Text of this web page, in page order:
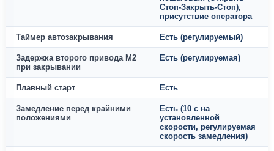
Стоп-Закрыть-Стоп),
присутствие оператора
Таймер автозакрывания Есть (регулируемый)
Задержка второго привода М2
при закрывании
Есть (регулируемая)
Плавный старт Есть
Замедление перед крайними
положениями
Есть (10 с на
установленной
скорости, регулируемая
скорость замедления)